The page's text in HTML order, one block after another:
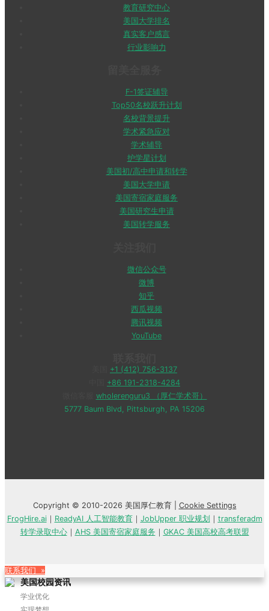
教育研究中心
美国大学排名
真实客户感言
行业影响力
F-1签证辅导
Top50名校跃升计划
名校背景提升
学术紧急应对
学术辅导
护学星计划
美国初/高中申请和转学
美国大学申请
美国寄宿家庭服务
美国研究生申请
美国转学服务
微信公众号
微博
知乎
西瓜视频
腾讯视频
YouTube
+1 (412) 756-3137
+86 191-2318-4284
wholerenguru3 （厚仁学术哥）
5777 Baum Blvd, Pittsburgh, PA 15206
Copyright © 2010-2026 美国厚仁教育 | Cookie Settings
FrogHire.ai｜ ReadyAI 人工智能教育｜ JobUpper 职业规划 ｜ transferadm
转学录取中心｜ AHS 美国寄宿家庭服务 ｜ GKAC 美国高校高考联盟
联系我们 »
美国校园资讯
学业优化